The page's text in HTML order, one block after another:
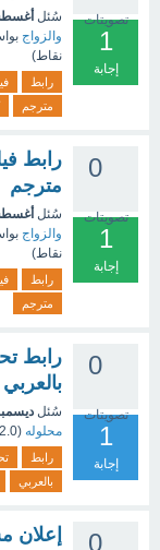
تصويتات
1
إجابة
سُئل أغسطس
والزواج
نقاط)
رابط
مترجم
0
تصويتات
1
إجابة
مترجم
سُئل أغسطس
والزواج
نقاط)
رابط
مترجم
0
تصويتات
1
إجابة
رابط
سُئل ديسمبر 23،
محلوله (2.0مليون
رابط
بالعربي
0 إعلان